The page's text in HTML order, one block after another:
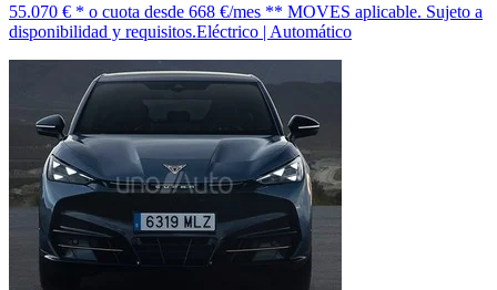
55.070 € * o cuota desde 668 €/mes ** MOVES aplicable. Sujeto a
disponibilidad y requisitos.Eléctrico | Automático